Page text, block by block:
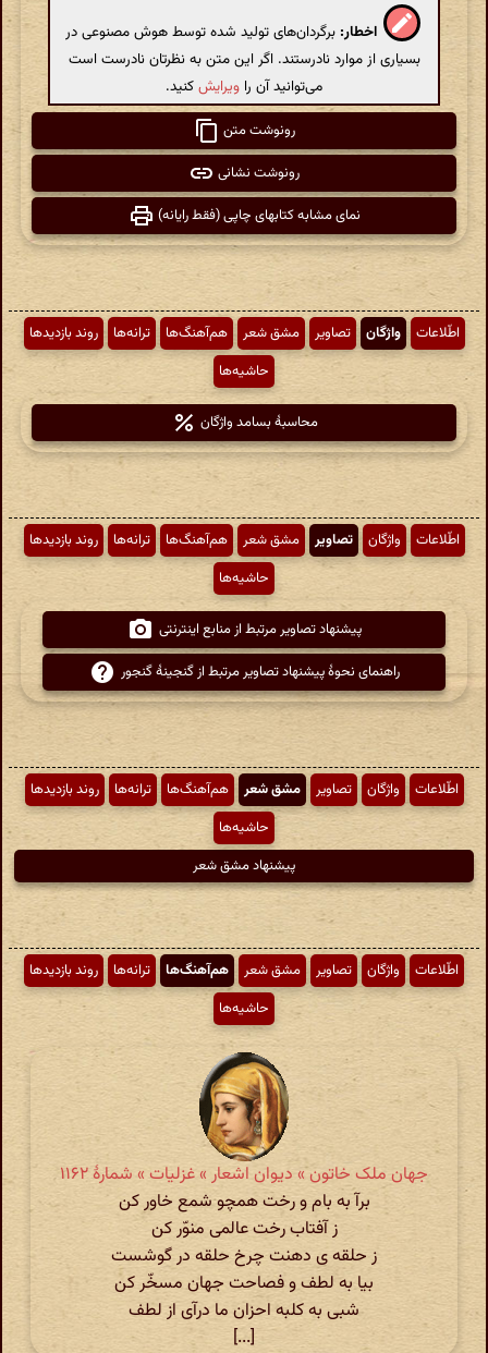
اخطار: برگردان‌های تولید شده توسط هوش مصنوعی در
بسیاری از موارد نادرستند. اگر این متن به نظرتان نادرست است
می‌توانید آن را ویرایشکنید.
رونوشت متن
رونوشت نشانی
نمای مشابه کتابهای چاپی (فقط رایانه)
اطّلاعات واژگان تصاویر مشق شعر هم‌آهنگ‌ها ترانه‌ها
روند بازدیدها
حاشیه‌ها
محاسبهٔ بسامد واژگان
اطّلاعات واژگان تصاویر مشق شعر هم‌آهنگ‌ها ترانه‌ها
روند بازدیدها
حاشیه‌ها
پیشنهاد تصاویر مرتبط از منابع اینترنتی
راهنمای نحوهٔ پیشنهاد تصاویر مرتبط از گنجینهٔ گنجور
اطّلاعات واژگان تصاویر مشق شعر هم‌آهنگ‌ها ترانه‌ها
روند بازدیدها
حاشیه‌ها
پیشنهاد مشق شعر
اطّلاعات واژگان تصاویر مشق شعر هم‌آهنگ‌ها ترانه‌ها
روند بازدیدها
حاشیه‌ها
جهان ملک خاتون » دیوان اشعار » غزلیات » شمارهٔ ۱۱۶۲
برآ به بام و رخت همچو شمع خاور کن
ز آفتاب رخت عالمی منوّر کن
ز حلقه ی دهنت چرخ حلقه در گوشست
بیا به لطف و فصاحت جهان مسخّر کن
شبی به کلبه احزان ما درآی از لطف
[...]